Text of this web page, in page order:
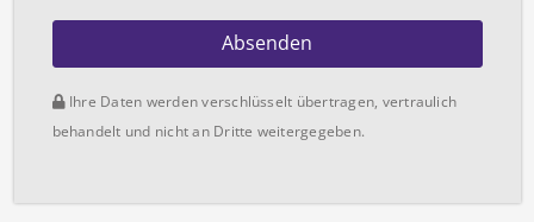
Absenden
Ihre Daten werden verschlüsselt übertragen, vertraulich
behandelt und nicht an Dritte weitergegeben.